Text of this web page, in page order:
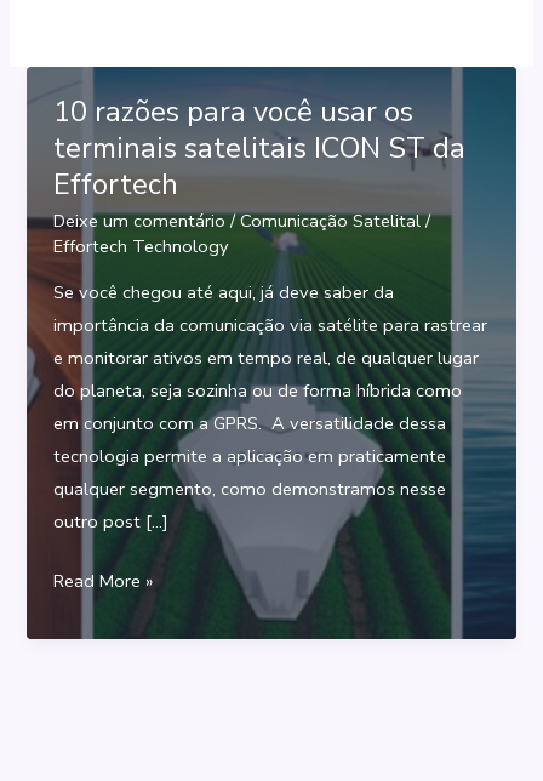
10 razões para você usar os
terminais satelitais ICON ST da
Effortech
Deixe um comentário /Comunicação Satelital/
Effortech Technology
Se você chegou até aqui, já deve saber da
importância da comunicação via satélite para rastrear
e monitorar ativos em tempo real, de qualquer lugar
do planeta, seja sozinha ou de forma híbrida como
em conjunto com a GPRS. A versatilidade dessa
tecnologia permite a aplicação em praticamente
qualquer segmento, como demonstramos nesse
outro post […]
10
para
Read More »